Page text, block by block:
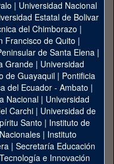
| Universidad Nacional
Estatal de Bolivar
del Chimborazo |
Francisco de Quito |
de Santa Elena|
Grande | Universidad
de Guayaquil| Pontificia
del Ecuador - Ambato |
Nacional| Universidad
Carchi| Universidad de
Santo | Instituto de
| Instituto
| Secretaría Educación
e Innovación